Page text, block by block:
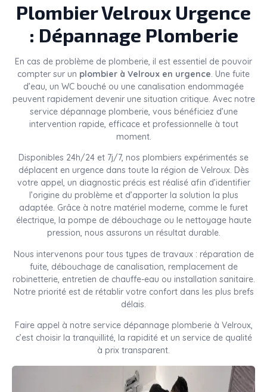
PlombierVelroux Urgence
: Dépannage Plomberie
En cas de problème de plomberie, il est essentiel de pouvoir
compter sur un plombier à Velroux en urgence. Une fuite
d’eau, un WC bouché ou une canalisation endommagée
peuvent rapidement devenir une situation critique. Avec notre
service dépannage plomberie, vous bénéficiez d’une
intervention rapide, efficace et professionnelle à tout
moment.
Disponibles 24h/24 et 7j/7, nos plombiers expérimentés se
déplacent en urgence dans toute la région de Velroux. Dès
votre appel, un diagnostic précis est réalisé afin d’identifier
l’origine du problème et d’apporter la solution la plus
adaptée. Grâce à notre matériel moderne, comme le furet
électrique, la pompe de débouchage ou le nettoyage haute
pression, nous assurons un résultat durable.
Nous intervenons pour tous types de travaux : réparation de
fuite, débouchage de canalisation, remplacement de
robinetterie, entretien de chauffe-eau ou installation sanitaire.
Notre priorité est de rétablir votre confort dans les plus brefs
délais.
Faire appel à notre service dépannage plomberie à Velroux,
c’est choisir la tranquillité, la rapidité et un service de qualité
à prix transparent.